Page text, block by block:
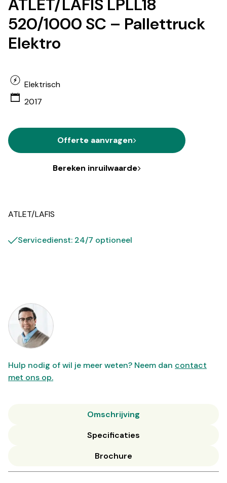
ATLET/LAFIS LPLL18
520/1000 SC – Pallettruck
Elektro
Elektrisch
2017
Offerte aanvragen
Bereken inruilwaarde
ATLET/LAFIS
Servicedienst: 24/7 optioneel
Hulp nodig of wil je meer weten? Neem dan contact
met ons op.
Omschrijving
Specificaties
Brochure